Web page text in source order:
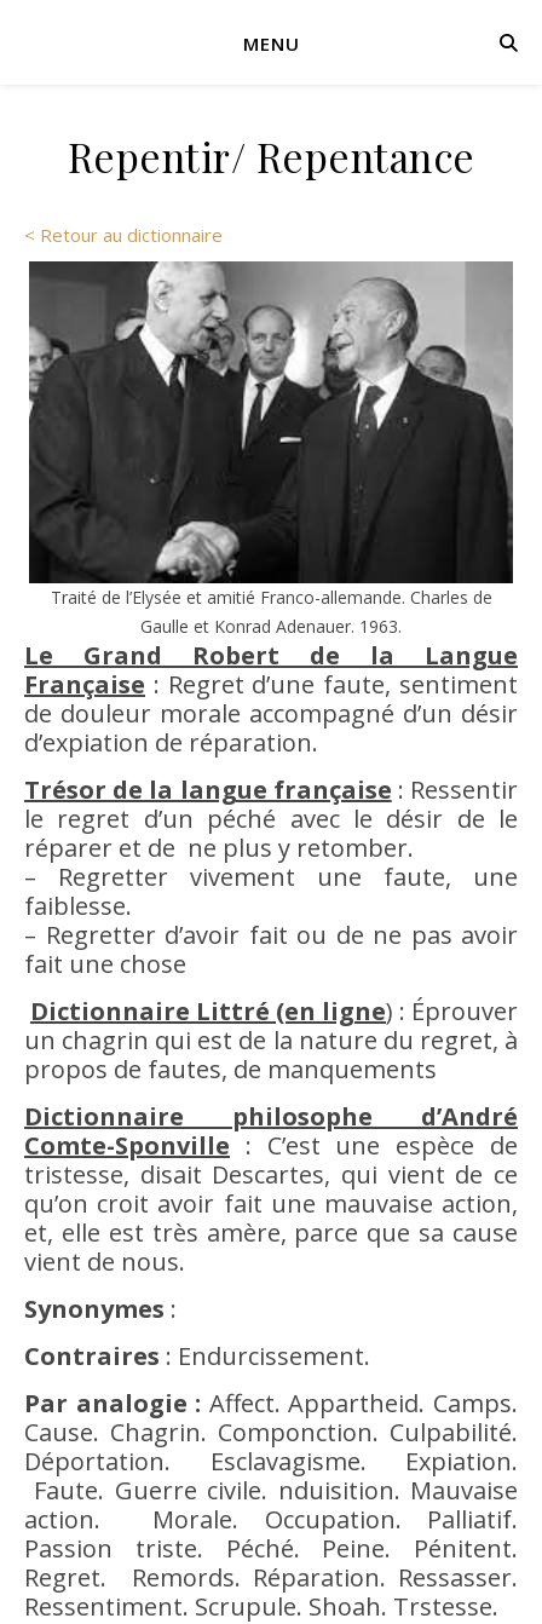
MENU
Repentir/ Repentance
< Retour au dictionnaire
Traité de l’Elysée et amitié Franco-allemande. Charles de
Gaulle et Konrad Adenauer. 1963.
Le Grand Robert de la Langue
Française : Regret d’une faute, sentiment
de douleur morale accompagné d’un désir
d’expiation de réparation.
Trésor de la langue française : Ressentir
le regret d’un péché avec le désir de le
réparer et de ne plus y retomber.
– Regretter vivement une faute, une
faiblesse.
– Regretter d’avoir fait ou de ne pas avoir
fait une chose
Dictionnaire Littré (en ligne) : Éprouver
un chagrin qui est de la nature du regret, à
propos de fautes, de manquements
Dictionnaire philosophe d’André
Comte-Sponville : C’est une espèce de
tristesse, disait Descartes, qui vient de ce
qu’on croit avoir fait une mauvaise action,
et, elle est très amère, parce que sa cause
vient de nous.
Synonymes :
Contraires : Endurcissement.
Par analogie : Affect.Appartheid. Camps.
Cause. Chagrin. Componction. Culpabilité.
Déportation. Esclavagisme. Expiation.
Faute. Guerre civile. nduisition. Mauvaise
action. Morale. Occupation. Palliatif.
Passion triste. Péché. Peine. Pénitent.
Regret. Remords. Réparation. Ressasser.
Ressentiment. Scrupule. Shoah. Trstesse.